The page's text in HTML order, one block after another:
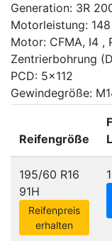
Generation: 3R
Motorleistung:
Motor: CFMA, I4 ,
Zentrierbohrung
PCD: 5x112
Gewindegröße:
Reifengröße
195/60 R16
91H
Reifenpreis
erhalten